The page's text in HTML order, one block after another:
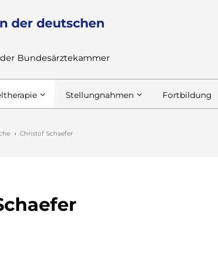
der deutschen
Bundesärztekammer
Stellungnahmen Fortbildung
Christof Schaefer